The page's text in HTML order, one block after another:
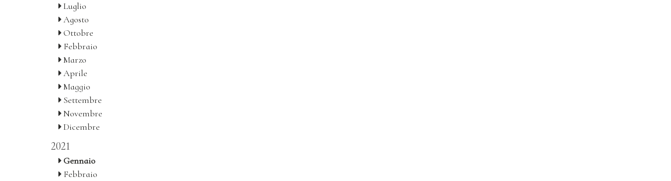
Luglio
Agosto
Ottobre
Febbraio
Marzo
Aprile
Maggio
Settembre
Novembre
Dicembre
2021
Gennaio
Febbraio